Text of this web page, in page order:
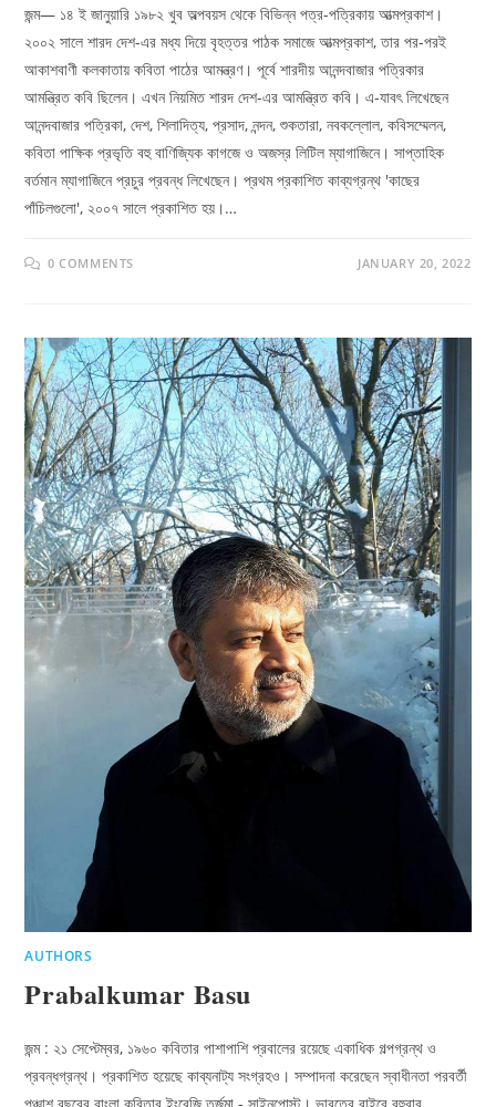
জন্ম— ১৪ ই জানুয়ারি ১৯৮২ খুব অল্পবয়স থেকে বিভিন্ন পত্র-পত্রিকায় আত্মপ্রকাশ।
২০০২ সালে শারদ দেশ-এর মধ্য দিয়ে বৃহত্তর পাঠক সমাজে আত্মপ্রকাশ, তার পর-পরই
আকাশবাণী কলকাতায় কবিতা পাঠের আমন্ত্রণ। পূর্বে শারদীয় আনন্দবাজার পত্রিকার
আমন্ত্রিত কবি ছিলেন। এখন নিয়মিত শারদ দেশ-এর আমন্ত্রিত কবি। এ-যাবৎ লিখেছেন
আনন্দবাজার পত্রিকা, দেশ, শিলাদিত্য, প্রসাদ, নন্দন, শুকতারা, নবকল্লোল, কবিসম্মেলন,
কবিতা পাক্ষিক প্রভৃতি বহু বাণিজ্যিক কাগজে ও অজস্র লিটিল ম্যাগাজিনে। সাপ্তাহিক
বর্তমান ম্যাগাজিনে প্রচুর প্রবন্ধ লিখেছেন। প্রথম প্রকাশিত কাব্যগ্রন্থ 'কাছের
পাঁচিলগুলো', ২০০৭ সালে প্রকাশিত হয়।…
0 COMMENTS JANUARY 20, 2022
AUTHORS
Prabalkumar Basu
জন্ম : ২১ সেপ্টেম্বর, ১৯৬০ কবিতার পাশাপাশি প্রবালের রয়েছে একাধিক গল্পগ্রন্থ ও
প্রবন্ধগ্রন্থ। প্রকাশিত হয়েছে কাব্যনাট্য সংগ্রহও। সম্পাদনা করেছেন স্বাধীনতা পরবর্তী